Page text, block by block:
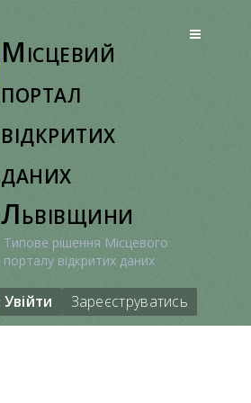
Місцевий
портал
відкритих
даних
Львівщини
Типове рішення Місцевого
порталу відкритих даних
Увійти Зареєструватись